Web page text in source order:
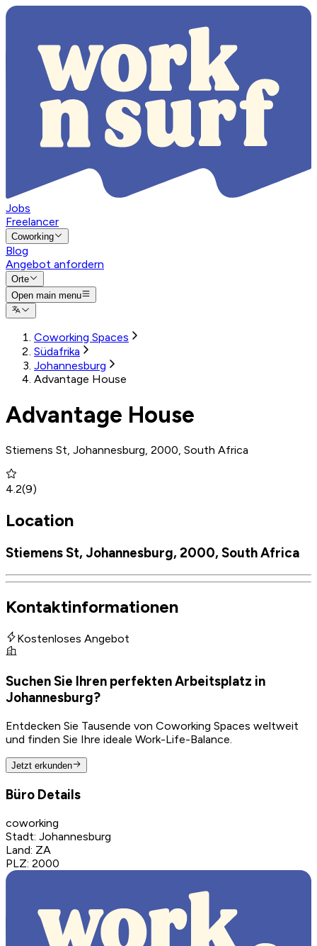
Jobs
Freelancer
Coworking
Blog
Angebot anfordern
Orte
Open main menu
Coworking Spaces
Südafrika
Johannesburg
Advantage House
Advantage House
Stiemens St, Johannesburg, 2000, South Africa
4.2(9)
Location
Stiemens St, Johannesburg, 2000, South Africa
Kontaktinformationen
Kostenloses Angebot
Suchen Sie Ihren perfekten Arbeitsplatz in
Johannesburg?
Entdecken Sie Tausende von Coworking Spaces weltweit
und finden Sie Ihre ideale Work-Life-Balance.
Jetzt erkunden
Büro Details
coworking
Stadt: Johannesburg
Land: ZA
PLZ: 2000